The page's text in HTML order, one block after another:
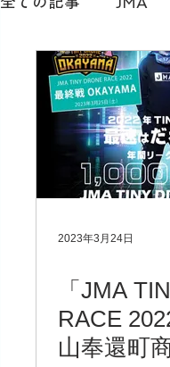
DRONESTATION
橋本勇希 ド
2023年3月24日
「JMA
RACE
山奉還町